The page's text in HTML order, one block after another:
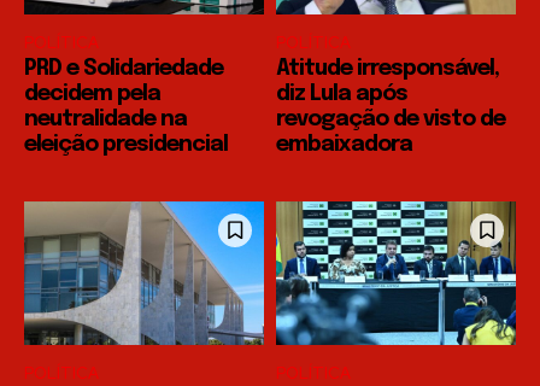
POLÍTICA
PRD e Solidariedade
decidem pela
neutralidade na
eleição presidencial
POLÍTICA
Atitude irresponsável,
diz Lula após
revogação de visto de
embaixadora
POLÍTICA POLÍTICA